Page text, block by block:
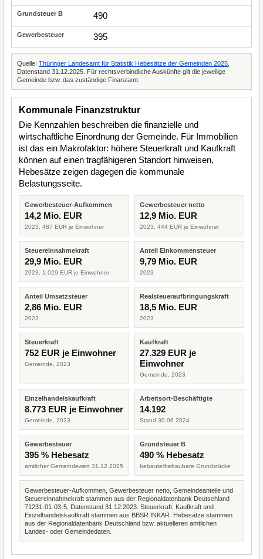
490
395
Quelle: Thüringer Landesamt für Statistik Hebesätze der Gemeinden 2025
Datenstand 31.12.2025. Für rechtsverbindliche Auskünfte gilt die jeweilige
Gemeinde bzw. das zuständige Finanzamt.
Kommunale Finanzstruktur
Die Kennzahlen beschreiben die finanzielle und
wirtschaftliche Einordnung der Gemeinde. Für Immobilien
ist das ein Makrofaktor: höhere Steuerkraft und Kaufkraft
können auf einen tragfähigeren Standort hinweisen,
Hebesätze zeigen dagegen die kommunale
Belastungsseite.
Gewerbesteuer-Aufkommen
14,2 Mio. EUR
2023, 487 EUR je Einwohner
Gewerbesteuer netto
12,9 Mio. EUR
2023, 444 EUR je Einwohner
Steuereinnahmekraft
29,9 Mio. EUR
2023, 1.029 EUR je Einwohner
Anteil Einkommensteuer
9,79 Mio. EUR
2023
Anteil Umsatzsteuer
2,86 Mio. EUR
2023
Realsteueraufbringungskraft
18,5 Mio. EUR
2023
Steuerkraft
752 EUR je Einwohner
Gemeinde, 2023
Kaufkraft
27.329 EUR je
Einwohner
Gemeinde, 2023
Einzelhandelskaufkraft
8.773 EUR je Einwohner
Gemeinde, 2023
Arbeitsort-Beschäftigte
14.192
Stand 30.06.2024
Gewerbesteuer
395 % Hebesatz
amtlicher Gemeindewert 31.12.2025
Grundsteuer B
490 % Hebesatz
bebaute/bebaubare Grundstücke
Gewerbesteuer-Aufkommen, Gewerbesteuer netto, Gemeindeanteile und
Steuereinnahmekraft stammen aus der Regionaldatenbank Deutschland
71231-01-03-5, Datenstand 31.12.2023. Steuerkraft, Kaufkraft und
Einzelhandelskaufkraft stammen aus BBSR INKAR. Hebesätze stammen
aus der Regionaldatenbank Deutschland bzw. aktuelleren amtlichen
Landes- oder Gemeindedaten.